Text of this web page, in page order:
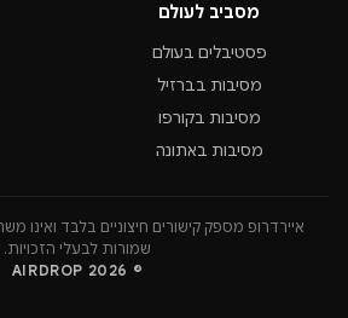
מסביב לעולם
פסטיבלים בעולם
מסיבות בברזיל
מסיבות בקורפו
מסיבות באתונה
איירדרופ מספק קישורים חיצוניים בלבד ואינו
שמורות לבעלי הזכויות.
© 2026 AIRDROP